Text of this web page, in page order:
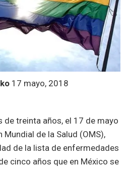
17 mayo, 2018
de treinta años, el 17 de mayo
de la Salud (OMS),
de la lista de enfermedades
cinco años que en México se